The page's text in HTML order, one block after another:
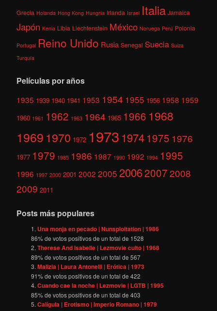
Grecia Holanda Hong Kong Hungría Irlanda Israel Italia Jamaica
Japón Kenia Libia Liechtenstein México Noruega Perú Polonia
Portugal Reino Unido Rusia Senegal Suecia Suiza
Turquía
Películas por años
1935 1939 1940 1941 1953 1954 1955 1956 1958 1959
1960 1961 1962 1963 1964 1965 1966 1968
1969 1970 1972 1973 1974 1975 1976
1977 1979 1985 1986 1987 1990 1992 1994 1995
1996 1997 2000 2001 2002 2005 200620072008
2009 2011
Posts más populares
Una monja en pecado | Nunsploitation | 1986
86% de votos positivos de un total de 1528
Therese And Isabelle | Lezmovie culto | 1968
89% de votos positivos de un total de567
Malizia | Laura Antonelli | Erótica | 1973
91% de votos positivos de un total de422
Cuando cae la noche | Lezmovie | LGTB | 1995
85% de votos positivos de un total de403
Calígula | Erotismo | Imperio Romano | 1979